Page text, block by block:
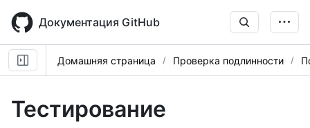
main
content
Документация GitHub
Домашняя страница Проверка подлинности
Тестирование